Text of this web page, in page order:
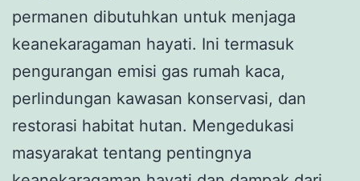
permanen dibutuhkan untuk menjaga
keanekaragaman hayati. Ini termasuk
pengurangan emisi gas rumah kaca,
perlindungan kawasan konservasi, dan
restorasi habitat hutan. Mengedukasi
masyarakat tentang pentingnya